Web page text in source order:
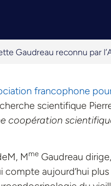
Gaudreau reconnu par
francophone
scientifique
coopération
Mme Gaudreau
compte aujourd’hui